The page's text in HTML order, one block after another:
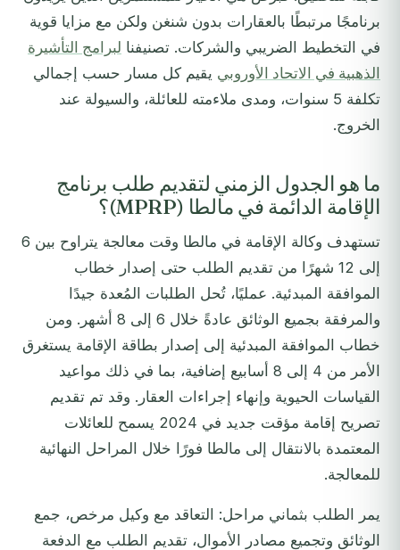
برنامجًا مرتبطًا بالعقارات بدون شنغن ولكن مع مزايا قوية
في التخطيط الضريبي والشركات. تصنيفنا لبرامج التأشيرة
الذهبية في الاتحاد الأوروبي يقيم كل مسار حسب إجمالي
تكلفة 5 سنوات، ومدى ملاءمته للعائلة، والسيولة عند
الخروج.
ما هو الجدول الزمني لتقديم طلب برنامج
الإقامة الدائمة في مالطا (MPRP)؟
تستهدف وكالة الإقامة في مالطا وقت معالجة يتراوح بين 6
إلى 12 شهرًا من تقديم الطلب حتى إصدار خطاب
الموافقة المبدئية. عمليًا، تُحل الطلبات المُعدة جيدًا
والمرفقة بجميع الوثائق عادةً خلال 6 إلى 8 أشهر. ومن
خطاب الموافقة المبدئية إلى إصدار بطاقة الإقامة يستغرق
الأمر من 4 إلى 8 أسابيع إضافية، بما في ذلك مواعيد
القياسات الحيوية وإنهاء إجراءات العقار. وقد تم تقديم
تصريح إقامة مؤقت جديد في 2024 يسمح للعائلات
المعتمدة بالانتقال إلى مالطا فورًا خلال المراحل النهائية
للمعالجة.
يمر الطلب بثماني مراحل: التعاقد مع وكيل مرخص، جمع
الوثائق وتجميع مصادر الأموال، تقديم الطلب مع الدفعة